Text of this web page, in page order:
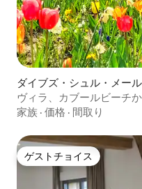
ダイブズ・シュル・メー
ヴィラ、カブールビーチ
家族 · 価格 · 間取り
ゲストチョイス
ゲストチョイス